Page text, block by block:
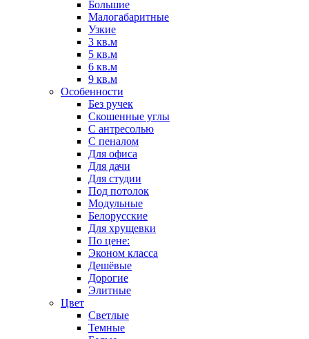
Большие
Малогабаритные
Узкие
3 кв.м
5 кв.м
6 кв.м
9 кв.м
Особенности
Без ручек
Скошенные углы
С антресолью
С пеналом
Для офиса
Для дачи
Для студии
Под потолок
Модульные
Белорусские
Для хрущевки
По цене:
Эконом класса
Дешёвые
Дорогие
Элитные
Цвет
Светлые
Темные